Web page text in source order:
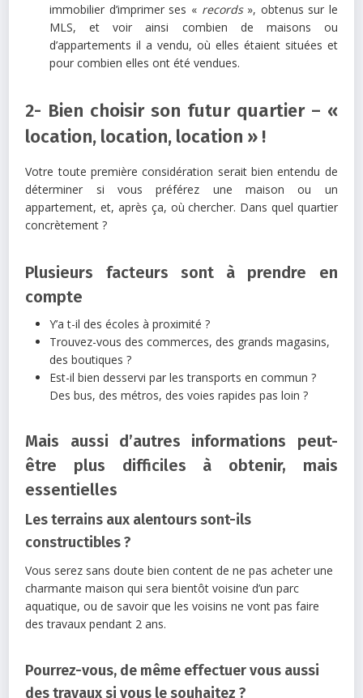
immobilier d’imprimer ses « records», obtenus sur le
MLS, et voir ainsi combien de maisons ou
d’appartements il a vendu, où elles étaient situées et
pour combien elles ont été vendues.
2- Bien choisir son futur quartier – «
location, location, location » !
Votre toute première considération serait bien entendu de
déterminer si vous préférez une maison ou un
appartement, et, après ça, où chercher. Dans quel quartier
concrètement ?
Plusieurs facteurs sont à prendre en
compte
Y’a t-il des écoles à proximité ?
Trouvez-vous des commerces, des grands magasins,
des boutiques ?
Est-il bien desservi par les transports en commun ?
Des bus, des métros, des voies rapides pas loin ?
Mais aussi d’autres informations peut-
être plus difficiles à obtenir, mais
essentielles
Les terrains aux alentours sont-ils
constructibles ?
Vous serez sans doute bien content de ne pas acheter une
charmante maison qui sera bientôt voisine d’un parc
aquatique, ou de savoir que les voisins ne vont pas faire
des travaux pendant 2 ans.
Pourrez-vous, de même effectuer vous aussi
des travaux si vous le souhaitez ?